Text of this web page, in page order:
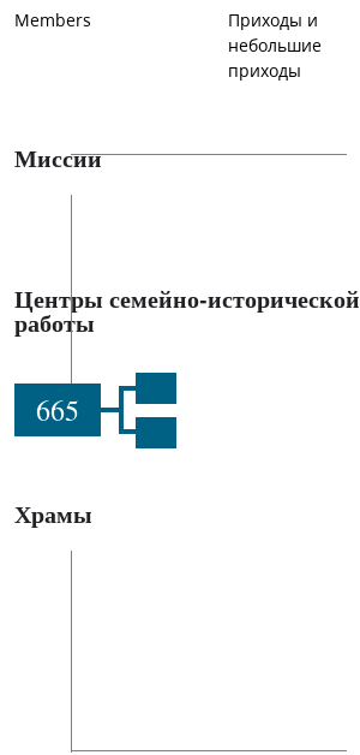
Members
Приходы и
небольшие
приходы
Миссии
Центры семейно-исторической
работы
665
Храмы